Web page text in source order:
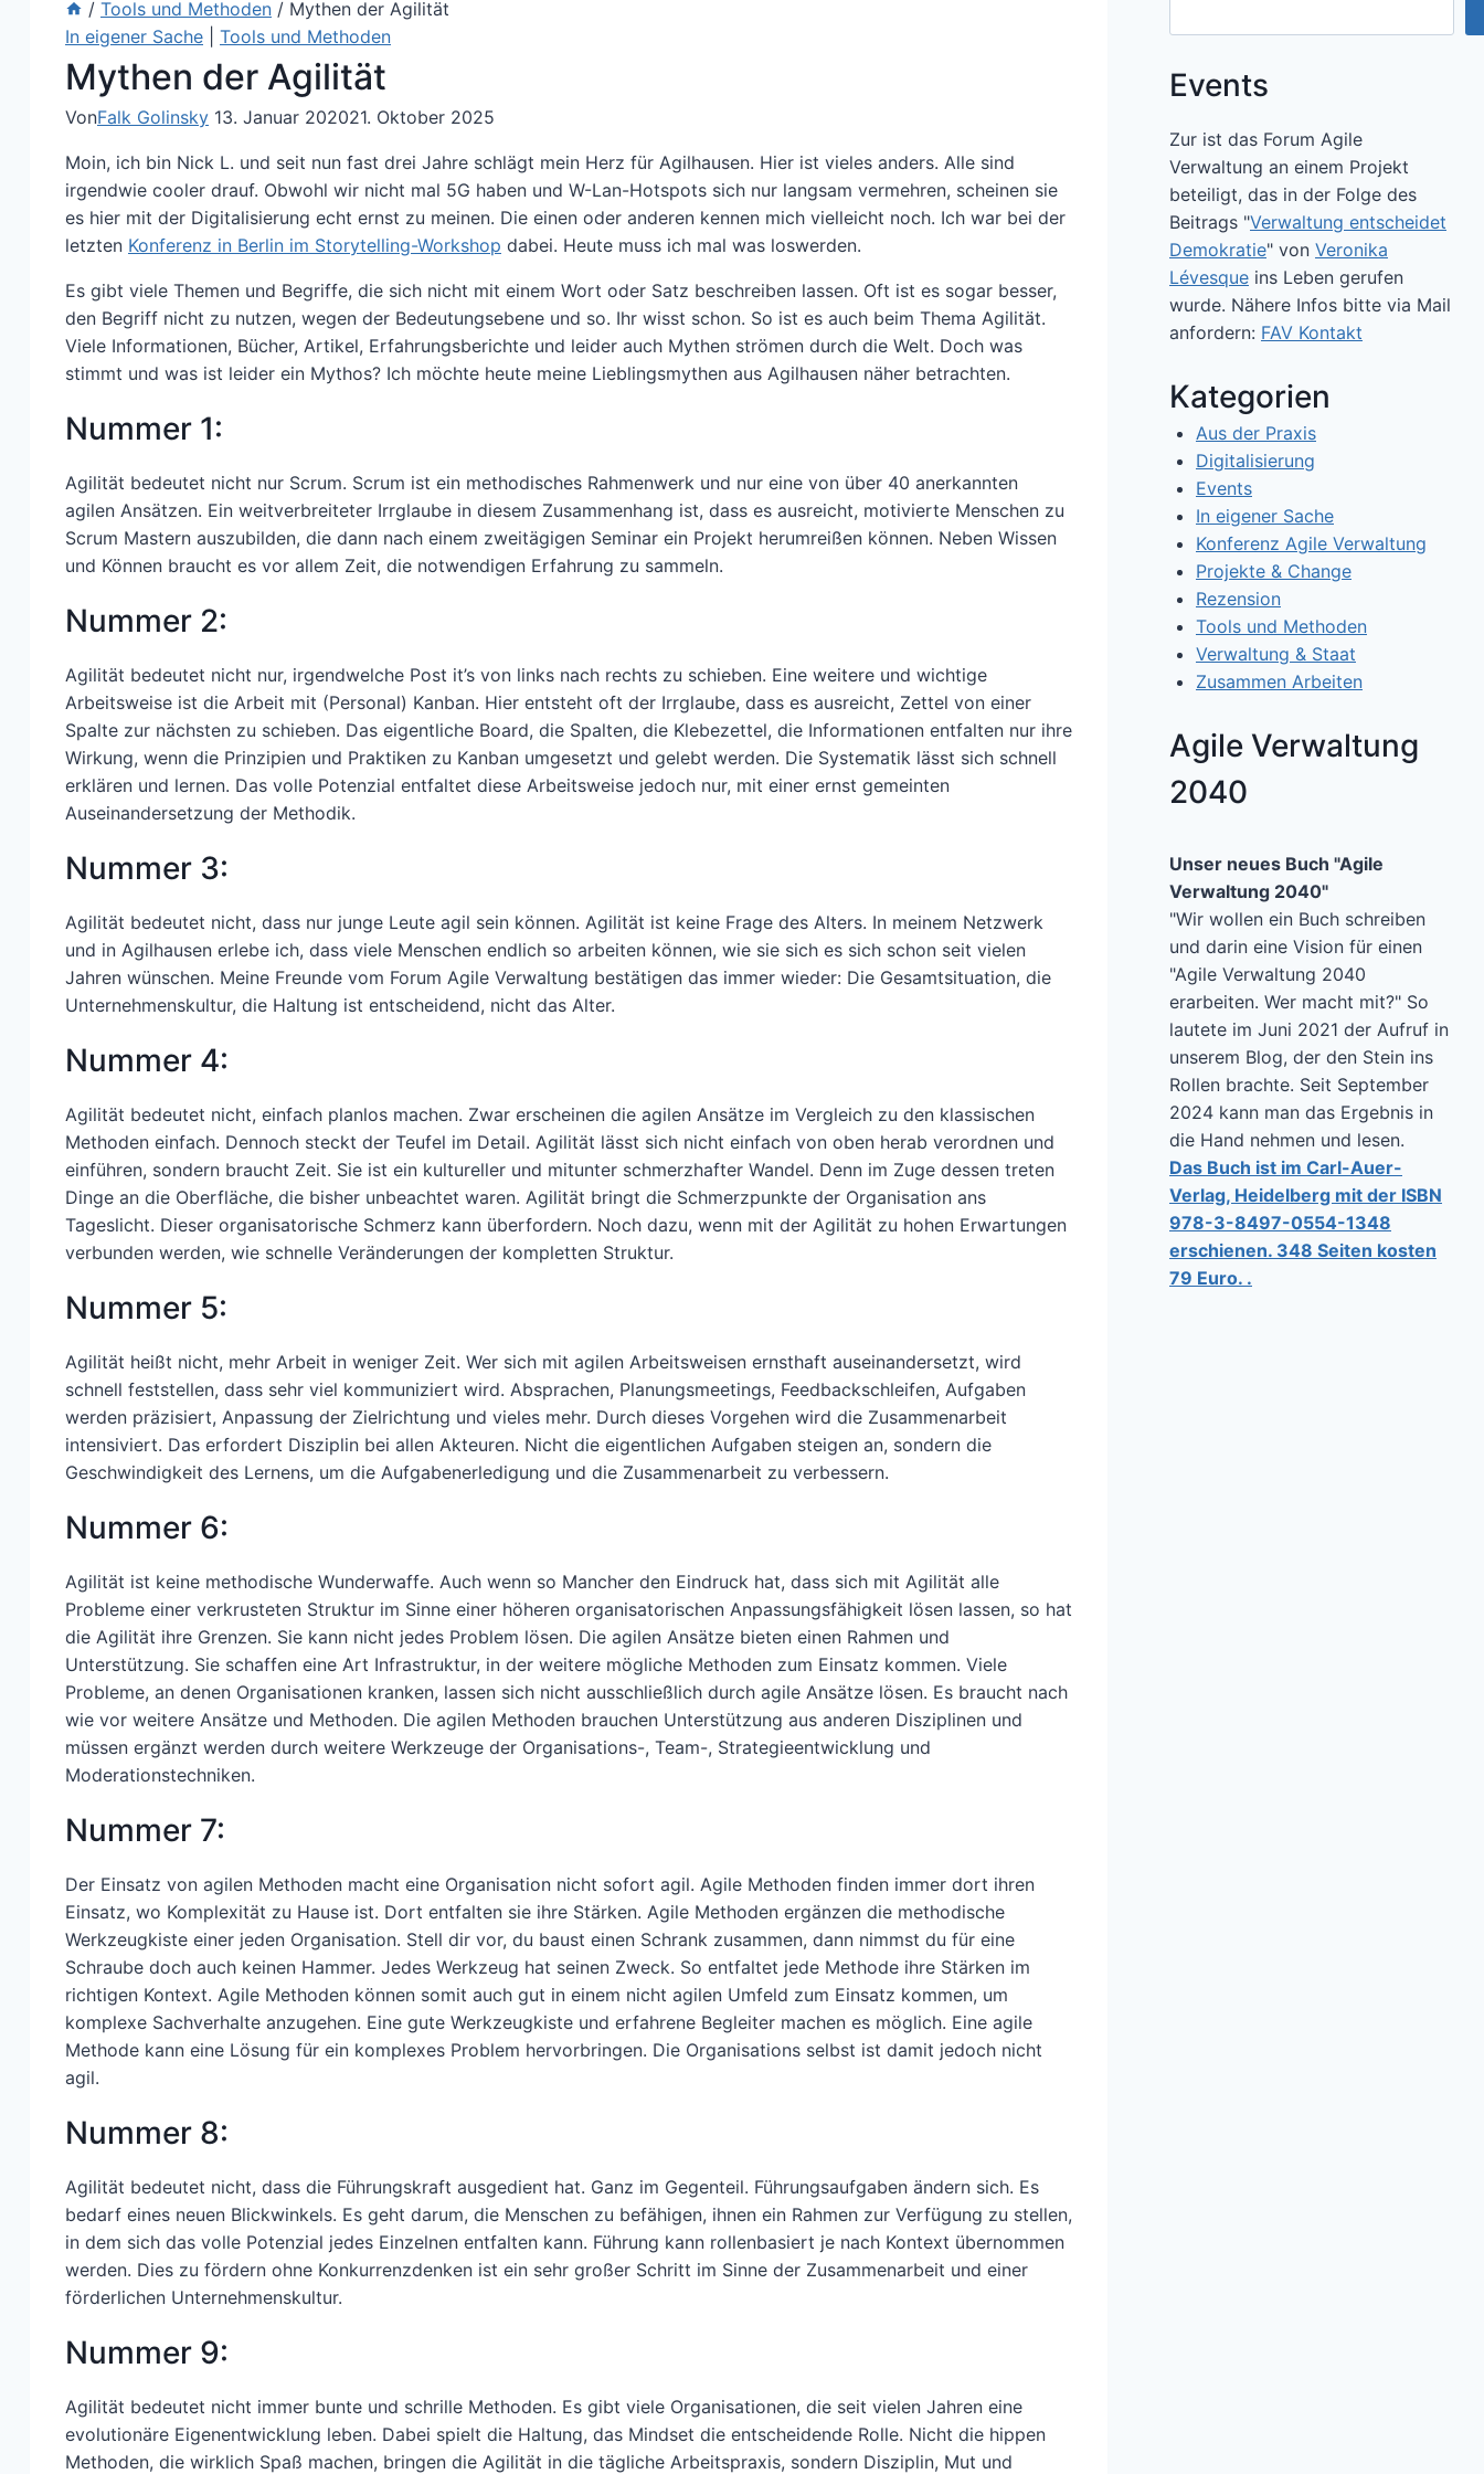
/ Tools und Methoden / Mythen der Agilität
In eigener Sache
Tools und Methoden
Mythen der Agilität
VonFalk Golinsky 13. Januar 202021. Oktober 2025
Moin, ich bin Nick L. und seit nun fast drei Jahre schlägt mein Herz für Agilhausen. Hier ist vieles anders. Alle sind
irgendwie cooler drauf. Obwohl wir nicht mal 5G haben und W-Lan-Hotspots sich nur langsam vermehren, scheinen sie
es hier mit der Digitalisierung echt ernst zu meinen. Die einen oder anderen kennen mich vielleicht noch. Ich war bei der
letzten Konferenz in Berlin im Storytelling-Workshop dabei. Heute muss ich mal was loswerden.
Es gibt viele Themen und Begriffe, die sich nicht mit einem Wort oder Satz beschreiben lassen. Oft ist es sogar besser,
den Begriff nicht zu nutzen, wegen der Bedeutungsebene und so. Ihr wisst schon. So ist es auch beim Thema Agilität.
Viele Informationen, Bücher, Artikel, Erfahrungsberichte und leider auch Mythen strömen durch die Welt. Doch was
stimmt und was ist leider ein Mythos? Ich möchte heute meine Lieblingsmythen aus Agilhausen näher betrachten.
Nummer 1:
Agilität bedeutet nicht nur Scrum. Scrum ist ein methodisches Rahmenwerk und nur eine von über 40 anerkannten
agilen Ansätzen. Ein weitverbreiteter Irrglaube in diesem Zusammenhang ist, dass es ausreicht, motivierte Menschen zu
Scrum Mastern auszubilden, die dann nach einem zweitägigen Seminar ein Projekt herumreißen können. Neben Wissen
und Können braucht es vor allem Zeit, die notwendigen Erfahrung zu sammeln.
Nummer 2:
Agilität bedeutet nicht nur, irgendwelche Post it’s von links nach rechts zu schieben. Eine weitere und wichtige
Arbeitsweise ist die Arbeit mit (Personal) Kanban. Hier entsteht oft der Irrglaube, dass es ausreicht, Zettel von einer
Spalte zur nächsten zu schieben. Das eigentliche Board, die Spalten, die Klebezettel, die Informationen entfalten nur ihre
Wirkung, wenn die Prinzipien und Praktiken zu Kanban umgesetzt und gelebt werden. Die Systematik lässt sich schnell
erklären und lernen. Das volle Potenzial entfaltet diese Arbeitsweise jedoch nur, mit einer ernst gemeinten
Auseinandersetzung der Methodik.
Nummer 3:
Agilität bedeutet nicht, dass nur junge Leute agil sein können. Agilität ist keine Frage des Alters. In meinem Netzwerk
und in Agilhausen erlebe ich, dass viele Menschen endlich so arbeiten können, wie sie sich es sich schon seit vielen
Jahren wünschen. Meine Freunde vom Forum Agile Verwaltung bestätigen das immer wieder: Die Gesamtsituation, die
Unternehmenskultur, die Haltung ist entscheidend, nicht das Alter.
Nummer 4:
Agilität bedeutet nicht, einfach planlos machen. Zwar erscheinen die agilen Ansätze im Vergleich zu den klassischen
Methoden einfach. Dennoch steckt der Teufel im Detail. Agilität lässt sich nicht einfach von oben herab verordnen und
einführen, sondern braucht Zeit. Sie ist ein kultureller und mitunter schmerzhafter Wandel. Denn im Zuge dessen treten
Dinge an die Oberfläche, die bisher unbeachtet waren. Agilität bringt die Schmerzpunkte der Organisation ans
Tageslicht. Dieser organisatorische Schmerz kann überfordern. Noch dazu, wenn mit der Agilität zu hohen Erwartungen
verbunden werden, wie schnelle Veränderungen der kompletten Struktur.
Nummer 5:
Agilität heißt nicht, mehr Arbeit in weniger Zeit. Wer sich mit agilen Arbeitsweisen ernsthaft auseinandersetzt, wird
schnell feststellen, dass sehr viel kommuniziert wird. Absprachen, Planungsmeetings, Feedbackschleifen, Aufgaben
werden präzisiert, Anpassung der Zielrichtung und vieles mehr. Durch dieses Vorgehen wird die Zusammenarbeit
intensiviert. Das erfordert Disziplin bei allen Akteuren. Nicht die eigentlichen Aufgaben steigen an, sondern die
Geschwindigkeit des Lernens, um die Aufgabenerledigung und die Zusammenarbeit zu verbessern.
Nummer 6:
Agilität ist keine methodische Wunderwaffe. Auch wenn so Mancher den Eindruck hat, dass sich mit Agilität alle
Probleme einer verkrusteten Struktur im Sinne einer höheren organisatorischen Anpassungsfähigkeit lösen lassen, so hat
die Agilität ihre Grenzen. Sie kann nicht jedes Problem lösen. Die agilen Ansätze bieten einen Rahmen und
Unterstützung. Sie schaffen eine Art Infrastruktur, in der weitere mögliche Methoden zum Einsatz kommen. Viele
Probleme, an denen Organisationen kranken, lassen sich nicht ausschließlich durch agile Ansätze lösen. Es braucht nach
wie vor weitere Ansätze und Methoden. Die agilen Methoden brauchen Unterstützung aus anderen Disziplinen und
müssen ergänzt werden durch weitere Werkzeuge der Organisations-, Team-, Strategieentwicklung und
Moderationstechniken.
Nummer 7:
Der Einsatz von agilen Methoden macht eine Organisation nicht sofort agil. Agile Methoden finden immer dort ihren
Einsatz, wo Komplexität zu Hause ist. Dort entfalten sie ihre Stärken. Agile Methoden ergänzen die methodische
Werkzeugkiste einer jeden Organisation. Stell dir vor, du baust einen Schrank zusammen, dann nimmst du für eine
Schraube doch auch keinen Hammer. Jedes Werkzeug hat seinen Zweck. So entfaltet jede Methode ihre Stärken im
richtigen Kontext. Agile Methoden können somit auch gut in einem nicht agilen Umfeld zum Einsatz kommen, um
komplexe Sachverhalte anzugehen. Eine gute Werkzeugkiste und erfahrene Begleiter machen es möglich. Eine agile
Methode kann eine Lösung für ein komplexes Problem hervorbringen. Die Organisations selbst ist damit jedoch nicht
agil.
Nummer 8:
Agilität bedeutet nicht, dass die Führungskraft ausgedient hat. Ganz im Gegenteil. Führungsaufgaben ändern sich. Es
bedarf eines neuen Blickwinkels. Es geht darum, die Menschen zu befähigen, ihnen ein Rahmen zur Verfügung zu stellen,
in dem sich das volle Potenzial jedes Einzelnen entfalten kann. Führung kann rollenbasiert je nach Kontext übernommen
werden. Dies zu fördern ohne Konkurrenzdenken ist ein sehr großer Schritt im Sinne der Zusammenarbeit und einer
förderlichen Unternehmenskultur.
Nummer 9:
Agilität bedeutet nicht immer bunte und schrille Methoden. Es gibt viele Organisationen, die seit vielen Jahren eine
evolutionäre Eigenentwicklung leben. Dabei spielt die Haltung, das Mindset die entscheidende Rolle. Nicht die hippen
Methoden, die wirklich Spaß machen, bringen die Agilität in die tägliche Arbeitspraxis, sondern Disziplin, Mut und
Events
Zur ist das Forum Agile
Verwaltung an einem Projekt
beteiligt, das in der Folge des
Beitrags "Verwaltung entscheidet
Demokratie" von Veronika
Lévesque ins Leben gerufen
wurde. Nähere Infos bitte via Mail
anfordern: FAV Kontakt
Kategorien
Aus der Praxis
Digitalisierung
Events
In eigener Sache
Konferenz Agile Verwaltung
Projekte & Change
Rezension
Tools und Methoden
Verwaltung & Staat
Zusammen Arbeiten
Agile Verwaltung
2040
Unser neues Buch "Agile
Verwaltung 2040"
"Wir wollen ein Buch schreiben
und darin eine Vision für einen
"Agile Verwaltung 2040
erarbeiten. Wer macht mit?" So
lautete im Juni 2021 der Aufruf in
unserem Blog, der den Stein ins
Rollen brachte. Seit September
2024 kann man das Ergebnis in
die Hand nehmen und lesen.
Das Buch ist im Carl-Auer-
Verlag, Heidelberg mit der ISBN
978-3-8497-0554-1348
erschienen. 348 Seiten kosten
79 Euro. .